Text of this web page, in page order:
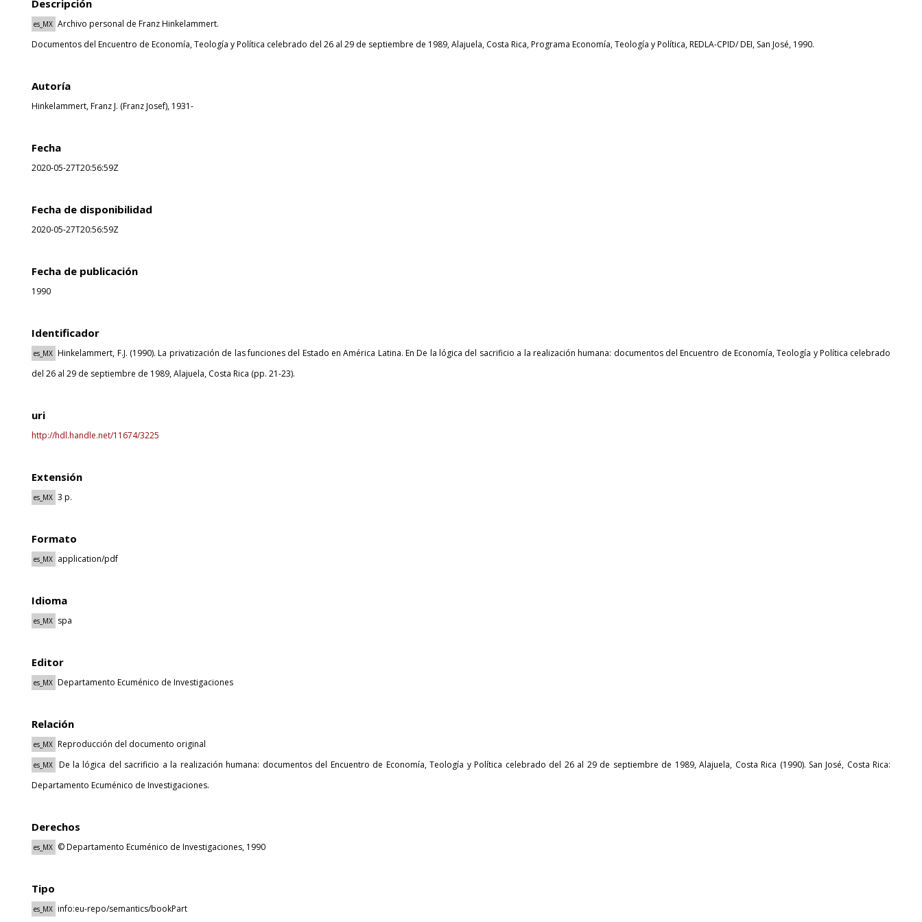
Descripción
es_MX Archivo personal de Franz Hinkelammert.
Documentos del Encuentro de Economía, Teología y Política celebrado del 26 al 29 de septiembre de 1989, Alajuela, Costa Rica, Programa Economía, Teología y Política, REDLA-CPID/ DEI, San José, 1990.
Autoría
Hinkelammert, Franz J. (Franz Josef), 1931-
Fecha
2020-05-27T20:56:59Z
Fecha de disponibilidad
2020-05-27T20:56:59Z
Fecha de publicación
1990
Identificador
es_MX Hinkelammert, F.J. (1990). La privatización de las funciones del Estado en América Latina. En De la lógica del sacrificio a la realización humana: documentos del Encuentro de Economía, Teología y Política celebrado
del 26 al 29 de septiembre de 1989, Alajuela, Costa Rica (pp. 21-23).
uri
http://hdl.handle.net/11674/3225
Extensión
es_MX 3 p.
Formato
es_MX application/pdf
Idioma
es_MX spa
Editor
es_MX Departamento Ecuménico de Investigaciones
Relación
es_MX Reproducción del documento original
es_MX
De la lógica del sacrificio a la realización humana: documentos del Encuentro de Economía, Teología y Política celebrado del 26 al 29 de septiembre de 1989, Alajuela, Costa Rica (1990). San José, Costa Rica:
Departamento Ecuménico de Investigaciones.
Derechos
es_MX © Departamento Ecuménico de Investigaciones, 1990
Tipo
es_MX info:eu-repo/semantics/bookPart